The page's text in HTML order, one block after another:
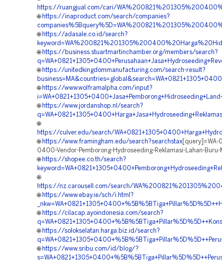
https://ruangjual.com/cari/
🌐 https://inaproduct.com/search/companies?
🌐 https://adasale.co.id/search?
🌐 https://business.stuartmartinchamber.org/members/search?
🌐 https://unitedkingdommanufacturing.com/search-result?
🌐 https://www.wolframalpha.com/input?
🌐 https://www.jordanshop.nl/search?
🌐
https://culver.edu/search/
🌐 https://www.framingham.edu/search?searchstax [query]=WA-
0400-Vendor-Pemborong-Hydroseeding-Reklamasi-Lahan-Buru-
🌐 https://shopee.co.th/search?
🌐
https://nz.carousell.com/search/
🌐 https://www.ebay.ie/sch/i.html?
🌐 https://cilacap.ayoindonesia.com/search?
🌐 https://solokselatan.harga.biz.id/search?
🌐 https://www.sribu.com/id/blog/?